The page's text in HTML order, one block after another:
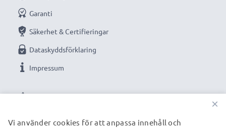
VÅRA BETALNINGSALTERNATIV
Garanti
Säkerhet & Certifieringar
Dataskyddsförklaring
Impressum
×
Vi använder cookies för att anpassa innehåll och